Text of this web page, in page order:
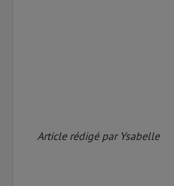
Article rédigé par Ysabelle